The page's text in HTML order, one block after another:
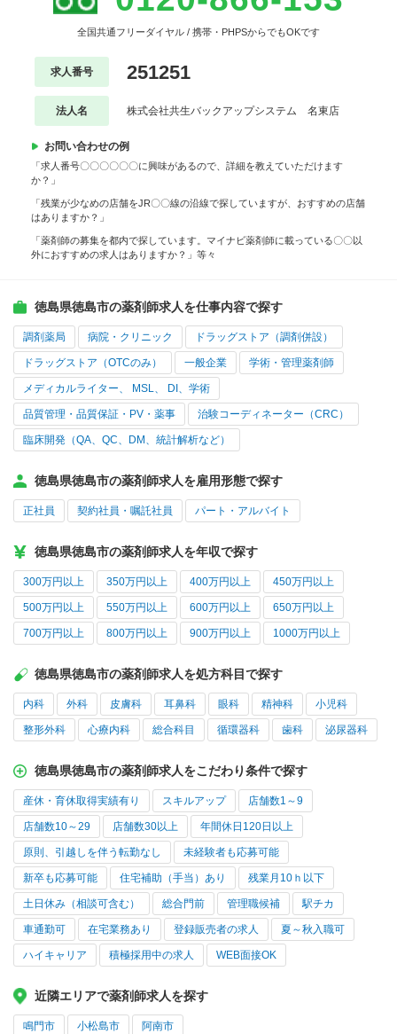
全国共通フリーダイヤル / 携帯・PHPSからでもOKです
求人番号 251251
法人名 株式会社共生バックアップシステム 名東店
お問い合わせの例
「求人番号〇〇〇〇〇〇に興味があるので、詳細を教えていただけます
か？」
「残業が少なめの店舗をJR〇〇線の沿線で探していますが、おすすめの店舗
はありますか？」
「薬剤師の募集を都内で探しています。マイナビ薬剤師に載っている〇〇以
外におすすめの求人はありますか？」等々
徳島県徳島市の薬剤師求人を仕事内容で探す
調剤薬局 病院・クリニック ドラッグストア（調剤併設）
ドラッグストア（OTCのみ） 一般企業 学術・管理薬剤師
メディカルライター、 MSL、 DI、学術
品質管理・品質保証・PV・薬事 治験コーディネーター（CRC）
臨床開発（QA、QC、DM、統計解析など）
徳島県徳島市の薬剤師求人を雇用形態で探す
正社員 契約社員・嘱託社員 パート・アルバイト
徳島県徳島市の薬剤師求人を年収で探す
300万円以上 350万円以上 400万円以上 450万円以上
500万円以上 550万円以上 600万円以上 650万円以上
700万円以上 800万円以上 900万円以上 1000万円以上
徳島県徳島市の薬剤師求人を処方科目で探す
内科 外科 皮膚科 耳鼻科 眼科 精神科 小児科
整形外科 心療内科 総合科目 循環器科 歯科 泌尿器科
徳島県徳島市の薬剤師求人をこだわり条件で探す
産休・育休取得実績有り スキルアップ 店舗数1～9
店舗数10～29 店舗数30以上 年間休日120日以上
原則、引越しを伴う転勤なし 未経験者も応募可能
新卒も応募可能 住宅補助（手当）あり 残業月10ｈ以下
土日休み（相談可含む） 総合門前 管理職候補 駅チカ
車通勤可 在宅業務あり 登録販売者の求人 夏～秋入職可
ハイキャリア 積極採用中の求人 WEB面接OK
近隣エリアで薬剤師求人を探す
鳴門市 小松島市 阿南市